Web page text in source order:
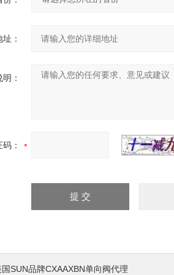
：
：
：
国SUN品牌CXAAXBN单向阀代理